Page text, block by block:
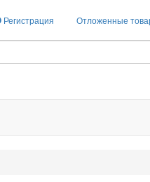
Регистрация Отложенные